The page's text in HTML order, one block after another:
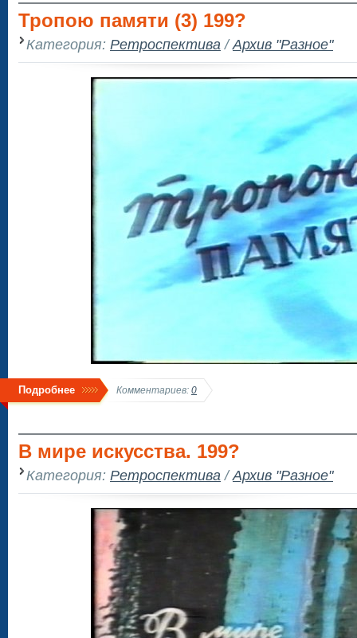
Тропою памяти (3) 199?
Категория: Ретроспектива /Архив "Разное"
Подробнее Комментариев: 0
В мире искусства. 199?
Категория: Ретроспектива /Архив "Разное"